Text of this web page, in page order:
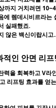
까지 거치려면
에 렘데시비르라는
실패했죠.
않은 백신이랍시
인 안면 리
력을 회복하고 V라
리프팅 효과를 얻